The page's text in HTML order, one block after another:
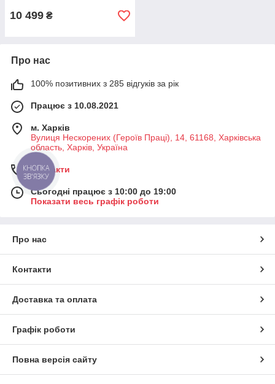
10 499 ₴
Про нас
100% позитивних з 285 відгуків за рік
Працює з 10.08.2021
м. Харків
Вулиця Нескорених (Героїв Праці), 14, 61168, Харківська
область, Харків, Україна
Контакти
Сьогодні працює з 10:00 до 19:00
Показати весь графік роботи
Про нас
Контакти
Доставка та оплата
Графік роботи
Повна версія сайту
КНОПКА
ЗВ'ЯЗКУ